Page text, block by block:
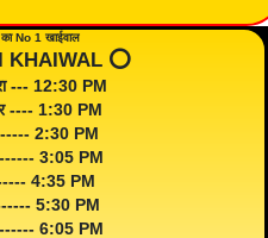
No 1 खाईवाल
KHAIWAL ⭕️
--- 12:30 PM
---- 1:30 PM
2:30 PM
------ 3:05 PM
4:35 PM
5:30 PM
6:05 PM